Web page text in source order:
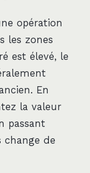
opération
les zones
est élevé, le
En
la valeur
passant
change de